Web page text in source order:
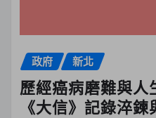
政府 新北
歷經癌病磨難與人
《大信》記錄淬鍊